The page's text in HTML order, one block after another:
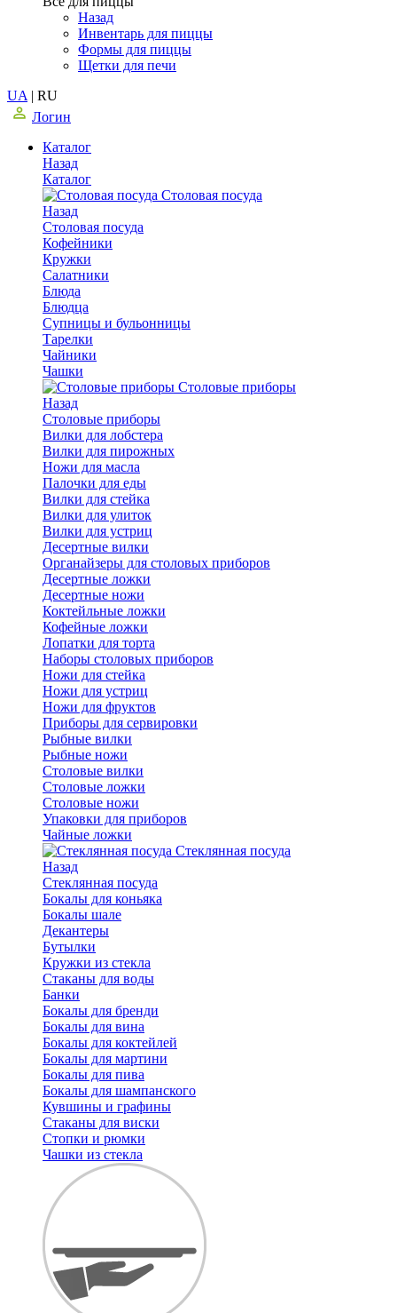
Назад
Инвентарь для пиццы
Формы для пиццы
Щетки для печи
UA | RU
Логин
Каталог
Назад
Каталог
Столовая посуда
Назад
Столовая посуда
Кофейники
Кружки
Салатники
Блюда
Блюдца
Супницы и бульонницы
Тарелки
Чайники
Чашки
Cтоловые приборы
Назад
Cтоловые приборы
Вилки для лобстера
Вилки для пирожных
Ножи для масла
Палочки для еды
Вилки для стейка
Вилки для улиток
Вилки для устриц
Десертные вилки
Органайзеры для столовых приборов
Десертные ложки
Десертные ножи
Коктейльные ложки
Кофейные ложки
Лопатки для торта
Наборы столовых приборов
Ножи для стейка
Ножи для устриц
Ножи для фруктов
Приборы для сервировки
Рыбные вилки
Рыбные ножи
Столовые вилки
Столовые ложки
Столовые ножи
Упаковки для приборов
Чайные ложки
Стеклянная посуда
Назад
Стеклянная посуда
Бокалы для коньяка
Бокалы шале
Декантеры
Бутылки
Кружки из стекла
Стаканы для воды
Банки
Бокалы для бренди
Бокалы для вина
Бокалы для коктейлей
Бокалы для мартини
Бокалы для пива
Бокалы для шампанского
Кувшины и графины
Стаканы для виски
Стопки и рюмки
Чашки из стекла